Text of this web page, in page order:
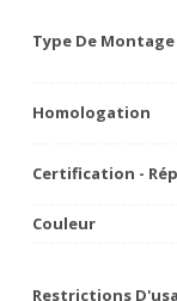
Type De Montage
Homologation
Certification -
Couleur
Restrictions